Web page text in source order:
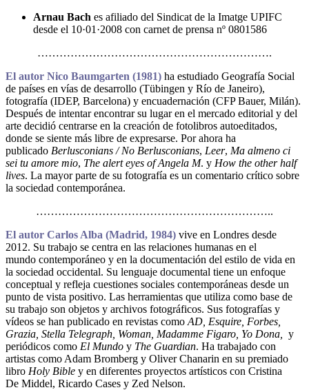
Arnau Bach es afiliado del Sindicat de la Imatge UPIFC
desde el 10·01·2008 con carnet de prensa nº 0801586
……………………………………………………….
El autor Nico Baumgarten (1981) ha estudiado Geografía Social
de países en vías de desarrollo (Tübingen y Río de Janeiro),
fotografía (IDEP, Barcelona) y encuadernación (CFP Bauer, Milán).
Después de intentar encontrar su lugar en el mercado editorial y del
arte decidió centrarse en la creación de fotolibros autoeditados,
donde se siente más libre de expresarse. Por ahora ha
publicado Berlusconians / No Berlusconians, Leer, Ma almeno ci
sei tu amore mio, The alert eyes of Angela M. y How the other half
lives. La mayor parte de su fotografía es un comentario crítico sobre
la sociedad contemporánea.
………………………………………………………..
El autor Carlos Alba (Madrid, 1984) vive en Londres desde
2012. Su trabajo se centra en las relaciones humanas en el
mundo contemporáneo y en la documentación del estilo de vida en
la sociedad occidental. Su lenguaje documental tiene un enfoque
conceptual y refleja cuestiones sociales contemporáneas desde un
punto de vista positivo. Las herramientas que utiliza como base de
su trabajo son objetos y archivos fotográficos. Sus fotografías y
vídeos se han publicado en revistas como AD, Esquire, Forbes,
Grazia, Stella Telegraph, Woman, Madamme Figaro, Yo Dona,
y
periódicos como El Mundo y The Guardian. Ha trabajado con
artistas como Adam Bromberg y Oliver Chanarin en su premiado
libro Holy Bible y en diferentes proyectos artísticos con Cristina
De Middel, Ricardo Cases y Zed Nelson.